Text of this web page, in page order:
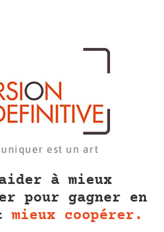
est un art
à mieux
pour gagner en
mieux coopérer.